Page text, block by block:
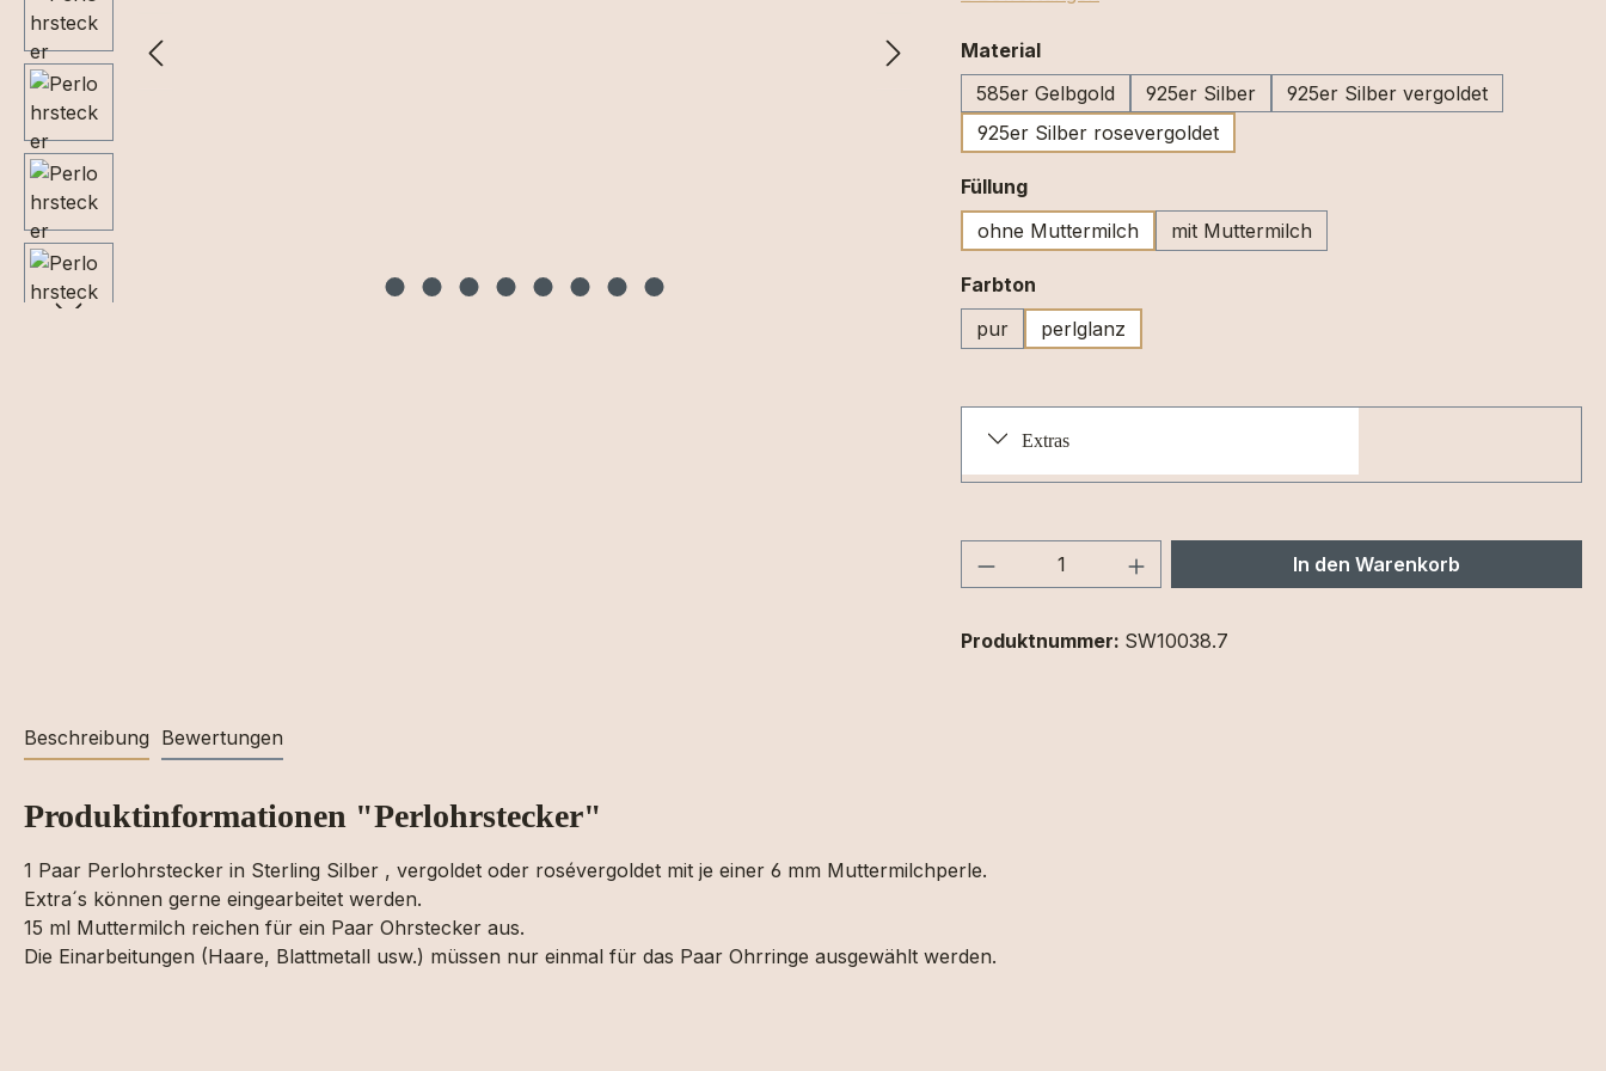
Materialauswählen
585er Gelbgold
925er Silber
925er Silber vergoldet
925er Silber rosevergoldet
Füllungauswählen
ohne Muttermilch
mit Muttermilch
Farbton
pur
perlglanz
Extras
Produkt Anzahl: Gib den gewünschten Wert
In den Warenkorb
Produktnummer: SW10038.7
Beschreibung Bewertungen
Produktinformationen "Perlohrstecker"
1 Paar Perlohrstecker in Sterling Silber , vergoldet oder rosévergoldet mit je einer 6 mm Muttermilchperle.
Extra´s können gerne eingearbeitet werden.
15 ml Muttermilch reichen für ein Paar Ohrstecker aus.
Die Einarbeitungen (Haare, Blattmetall usw.) müssen nur einmal für das Paar Ohrringe ausgewählt werden.